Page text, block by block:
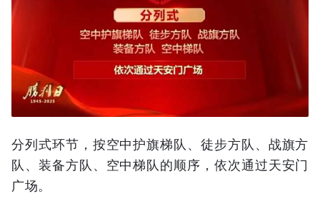
分列式环节，按空中护旗梯队、徒步方队、战旗方
队、装备方队、空中梯队的顺序，依次通过天安门
广场。